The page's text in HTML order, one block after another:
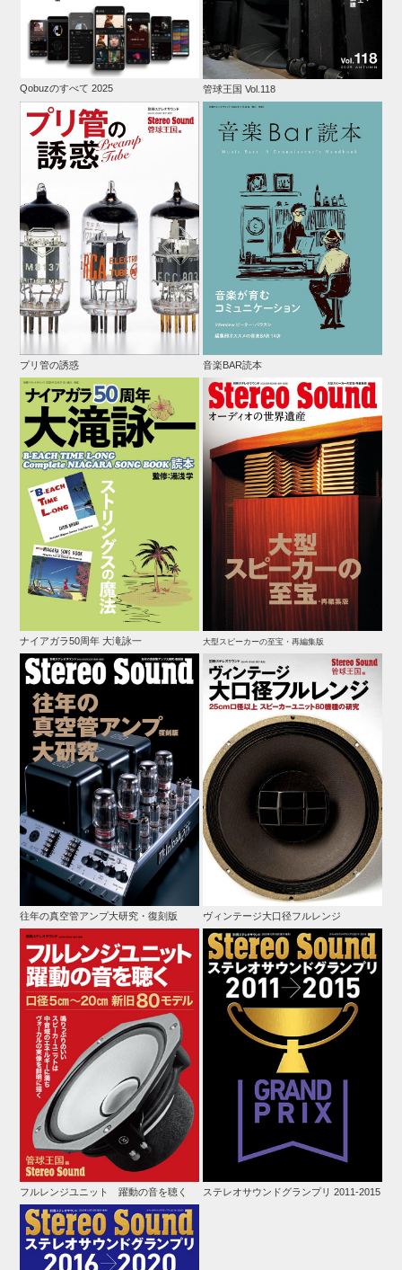
Qobuzのすべて 2025 管球王国 Vol.118
プリ管の誘惑 音楽BAR読本
ナイアガラ50周年 大滝詠一 大型スピーカーの至宝・再編集版
往年の真空管アンプ大研究・復刻版 ヴィンテージ大口径フルレンジ
フルレンジユニット 躍動の音を聴く ステレオサウンドグランプリ 2011-2015